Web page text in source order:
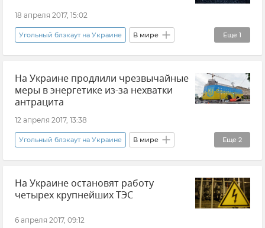
18 апреля 2017, 15:02
Еще 1
Угольный блэкаут на Украине В мире
Новости
На Украине продлили чрезвычайные
меры в энергетике из-за нехватки
антрацита
12 апреля 2017, 13:38
Еще 2
Угольный блэкаут на Украине В мире
Новости Ситуация на Украине
На Украине остановят работу
четырех крупнейших ТЭС
6 апреля 2017, 09:12